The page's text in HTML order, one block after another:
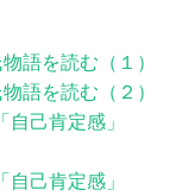
語を読む（１）
語を読む（２）
己肯定感」
己肯定感」